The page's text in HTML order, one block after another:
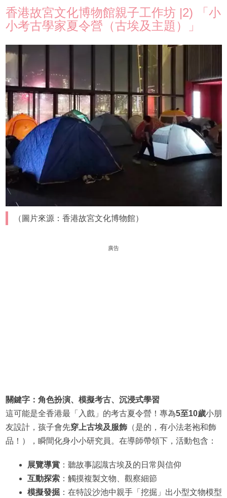
香港故宮文化博物館親子工作坊 |2) 「小
小考古學家夏令營（古埃及主題）」
（圖片來源：香港故宮文化博物館）
廣告
關鍵字：角色扮演、模擬考古、沉浸式學習
這可能是全香港最「入戲」的考古夏令營！專為5至10歲小朋
友設計，孩子會先穿上古埃及服飾（是的，有小法老袍和飾
品！），瞬間化身小小研究員。在導師帶領下，活動包含：
展覽導賞：聽故事認識古埃及的日常與信仰
互動探索：觸摸複製文物、觀察細節
模擬發掘：在特設沙池中親手「挖掘」出小型文物模型